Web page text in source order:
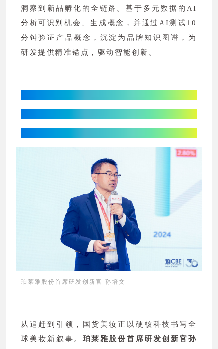
洞察到新品孵化的全链路。基于多元数据的AI
分析可识别机会、生成概念，并通过AI测试10
分钟验证产品概念，沉淀为品牌知识图谱，为
研发提供精准锚点，驱动智能创新。
珀莱雅股份首席研发创新官 孙培文
从追赶到引领，国货美妆正以硬核科技书写全
球美妆新叙事。 珀莱雅股份首席研发创新官孙